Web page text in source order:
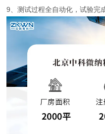
9、测试过程全自动化，试验完